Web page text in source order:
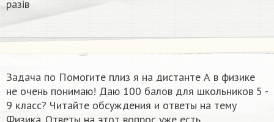
разів
Задача по Помогите плиз я на дистанте А в физике
не очень понимаю! Даю 100 балов для школьников 5 -
9 класс? Читайте обсуждения и ответы на тему
Физика. Ответы на этот вопрос уже есть.